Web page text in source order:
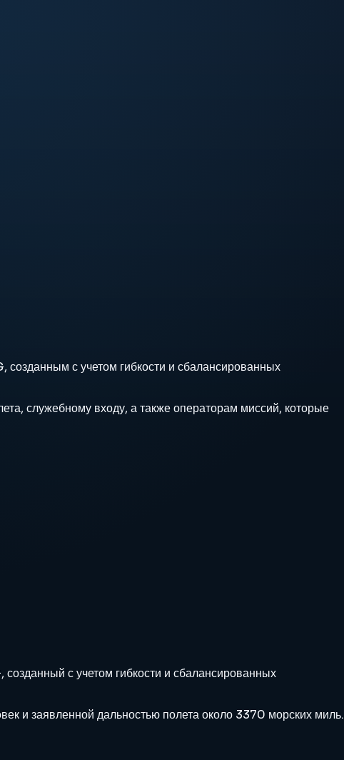
с учетом гибкости и сбалансированных
служебному входу, а также операторам миссий, которые
с учетом гибкости и сбалансированных
и заявленной дальностью полета около 3370 морских миль.